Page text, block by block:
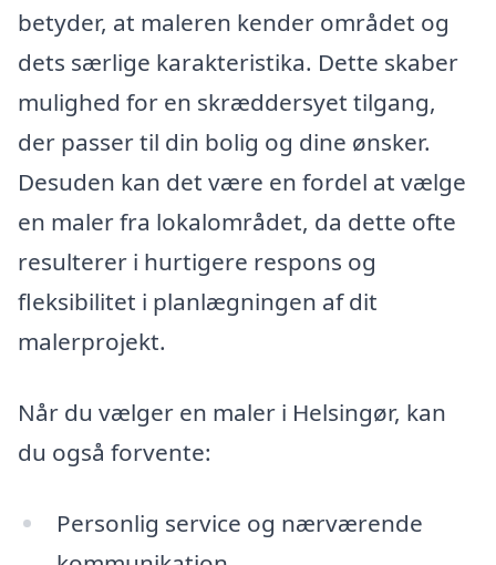
betyder, at maleren kender området og
dets særlige karakteristika. Dette skaber
mulighed for en skræddersyet tilgang,
der passer til din bolig og dine ønsker.
Desuden kan det være en fordel at vælge
en maler fra lokalområdet, da dette ofte
resulterer i hurtigere respons og
fleksibilitet i planlægningen af dit
malerprojekt.
Når du vælger en maler i Helsingør, kan
du også forvente:
Personlig service og nærværende